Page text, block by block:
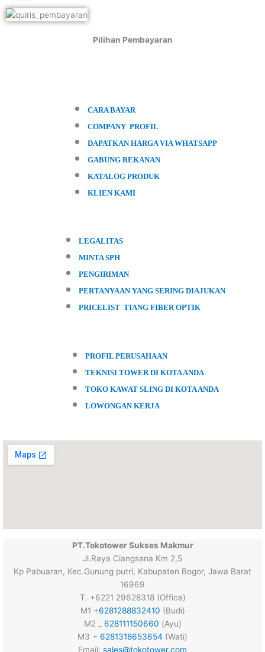
Pilihan Pembayaran
CARA BAYAR
COMPANY PROFIL
DAPATKAN HARGA VIA WHATSAPP
GABUNG REKANAN
KATALOG PRODUK
KLIEN KAMI
LEGALITAS
MINTA SPH
PENGIRIMAN
PERTANYAAN YANG SERING DIAJUKAN
PRICELIST TIANG FIBER OPTIK
PROFIL PERUSAHAAN
TEKNISI TOWER DI KOTA ANDA
TOKO KAWAT SLING DI KOTA ANDA
LOWONGAN KERJA
PT.Tokotower Sukses Makmur
Jl.Raya Ciangsana Km 2,5
Kp Pabuaran, Kec.Gunung putri, Kabupaten Bogor, Jawa Barat
16969
T. +6221 29628318 (Office)
M1 +6281288832410 (Budi)
M2 _ 628111150660 (Ayu)
M3 + 6281318653654 (Wati)
Email: sales@tokotower.com